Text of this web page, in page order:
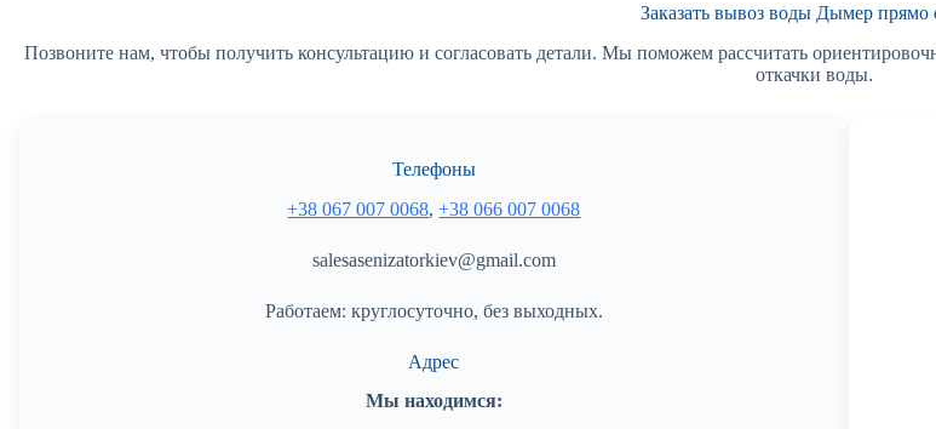
Заказать вывоз воды Дымер прямо
Позвоните нам, чтобы получить консультацию и согласовать детали. Мы поможем рассчитать
откачки воды.
Телефоны
+38 067 007 0068,+38 066 007 0068
salesasenizatorkiev@gmail.com
Работаем: круглосуточно, без выходных.
Адрес
Мы находимся: